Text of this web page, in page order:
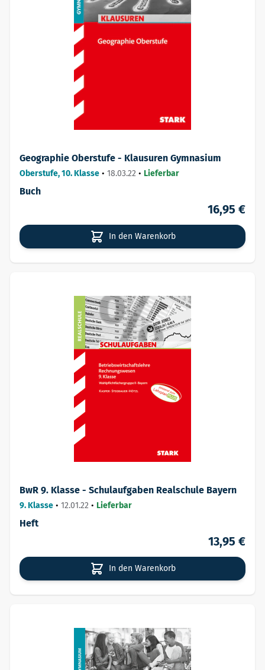
Geographie Oberstufe - Klausuren Gymnasium
Oberstufe, 10. Klasse • 18.03.22 • Lieferbar
Buch
16,95 €
In den Warenkorb
BwR 9. Klasse - Schulaufgaben Realschule Bayern
9. Klasse • 12.01.22 • Lieferbar
Heft
13,95 €
In den Warenkorb